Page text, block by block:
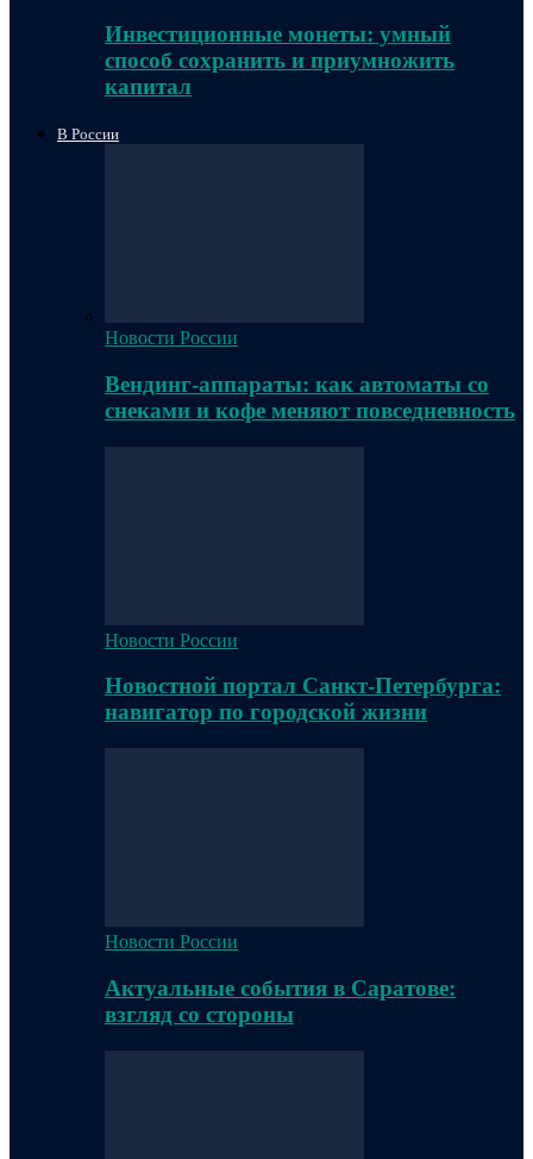
Инвестиционные монеты: умный
способ сохранить и приумножить
капитал
В России
Новости России
Вендинг-аппараты: как автоматы со
снеками и кофе меняют повседневность
Новости России
Новостной портал Санкт-Петербурга:
навигатор по городской жизни
Новости России
Актуальные события в Саратове:
взгляд со стороны